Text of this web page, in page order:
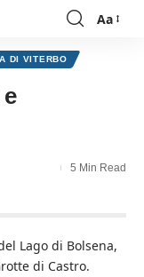
Font
Aa
DI VITERBO
5 Min Read
Lago di Bolsena,
di Castro.